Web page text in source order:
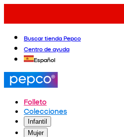
Buscar tienda Pepco
Centro de ayuda
Español
Folleto
Colecciones
Infantil
Mujer